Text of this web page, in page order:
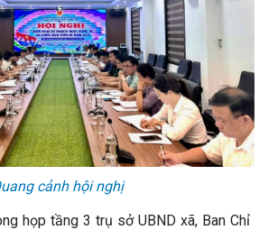
cảnh hội nghị
họp tầng 3 trụ sở UBND xã, Ban Chỉ